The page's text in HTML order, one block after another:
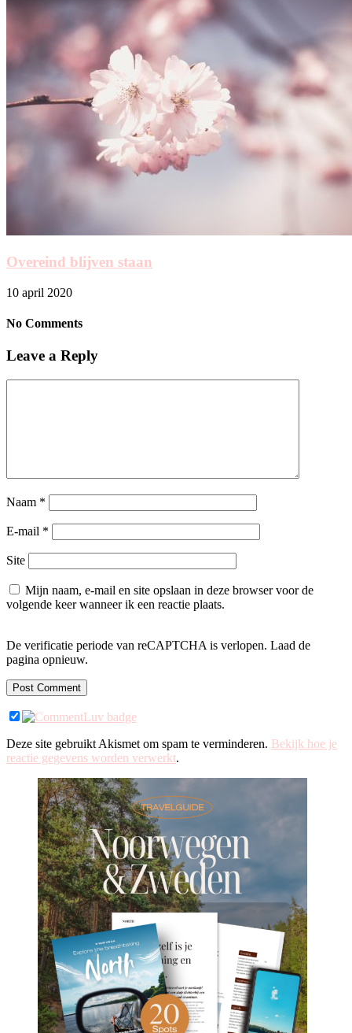
Overeind blijven staan
10 april 2020
No Comments
Leave a Reply
Naam *
E-mail *
Site
Mijn naam, e-mail en site opslaan in deze browser voor de
volgende keer wanneer ik een reactie plaats.
De verificatie periode van reCAPTCHA is verlopen. Laad de
pagina opnieuw.
Deze site gebruikt Akismet om spam te verminderen. Bekijk hoe je
reactie gegevens worden verwerkt.